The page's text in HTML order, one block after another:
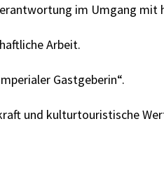
im Umgang mit
Arbeit.
Gastgeberin“.
und kulturtouristische